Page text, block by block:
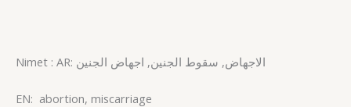
Nimet : AR: الاجهاض, سقوط الجنين, اجهاض الجنين
EN: abortion, miscarriage